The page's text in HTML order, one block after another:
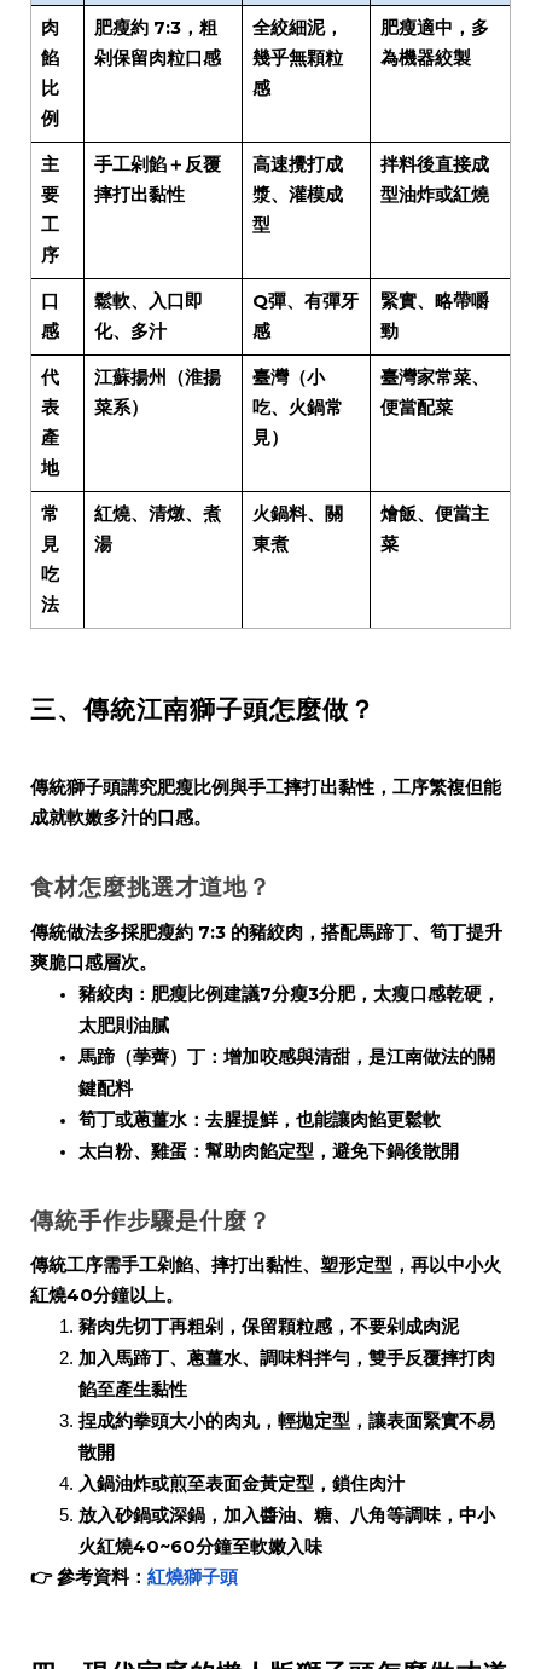
肉
餡
比
例
肥瘦約 7:3 ，粗
剁保留肉粒口感
全絞細泥，
幾乎無顆粒
感
肥瘦適中，多
為機器絞製
主
要
工
序
手工剁餡＋反覆
摔打出黏性
高速攪打成
漿、灌模成
型
拌料後直接成
型油炸或紅燒
口
感
鬆軟、入口即
化、多汁
Q彈、有彈牙
感
緊實、略帶嚼
勁
代
表
產
地
江蘇揚州（淮揚
菜系）
臺灣（小
吃、火鍋常
見）
臺灣家常菜、
便當配菜
常
見
吃
法
紅燒、清燉、煮
湯
火鍋料、關
東煮
燴飯、便當主
菜
三、傳統江南獅子頭怎麼做？
傳統獅子頭講究肥瘦比例與手工摔打出黏性，工序繁複但能
成就軟嫩多汁的口感。
食材怎麼挑選才道地？
傳統做法多採肥瘦約 7:3 的豬絞肉，搭配馬蹄丁、筍丁提升
爽脆口感層次。
豬絞肉：肥瘦比例建議7分瘦3分肥，太瘦口感乾硬，
太肥則油膩
馬蹄（荸薺）丁：增加咬感與清甜，是江南做法的關
鍵配料
筍丁或蔥薑水：去腥提鮮，也能讓肉餡更鬆軟
太白粉、雞蛋：幫助肉餡定型，避免下鍋後散開
傳統手作步驟是什麼？
傳統工序需手工剁餡、摔打出黏性、塑形定型，再以中小火
紅燒40分鐘以上。
豬肉先切丁再粗剁，保留顆粒感，不要剁成肉泥
加入馬蹄丁、蔥薑水、調味料拌勻，雙手反覆摔打肉
餡至產生黏性
捏成約拳頭大小的肉丸，輕拋定型，讓表面緊實不易
散開
入鍋油炸或煎至表面金黃定型，鎖住肉汁
放入砂鍋或深鍋，加入醬油、糖、八角等調味，中小
火紅燒40~60分鐘至軟嫩入味
👉 參考資料： 紅燒獅子頭